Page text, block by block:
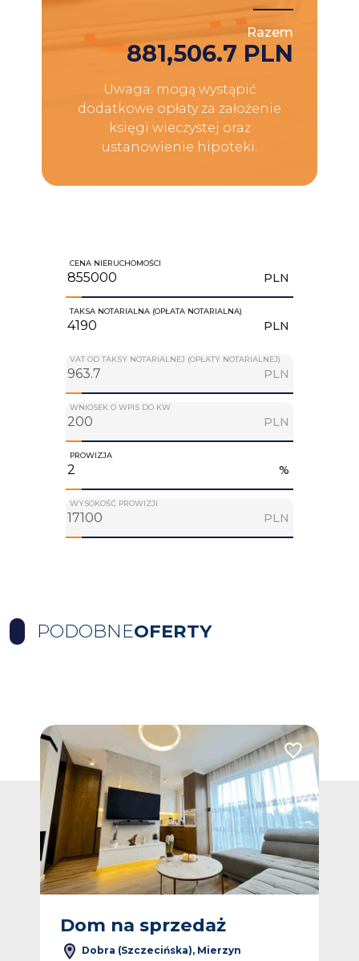
Razem
881,506.7 PLN
Uwaga: mogą wystąpić
dodatkowe opłaty za założenie
księgi wieczystej oraz
ustanowienie hipoteki.
CENA NIERUCHOMOŚCI
PLN
TAKSA NOTARIALNA (OPŁATA NOTARIALNA)
PLN
VAT OD TAKSY NOTARIALNEJ (OPŁATY NOTARIALNEJ)
PLN
WNIOSEK O WPIS DO KW
PLN
PROWIZJA
%
WYSOKOŚĆ PROWIZJI
PLN
PODOBNEOFERTY
Dodaj do ulubionych Dodaj do
Dom na sprzedaż
Dobra (Szczecińska), Mierzyn